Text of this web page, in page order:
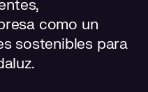
como un
sostenibles para